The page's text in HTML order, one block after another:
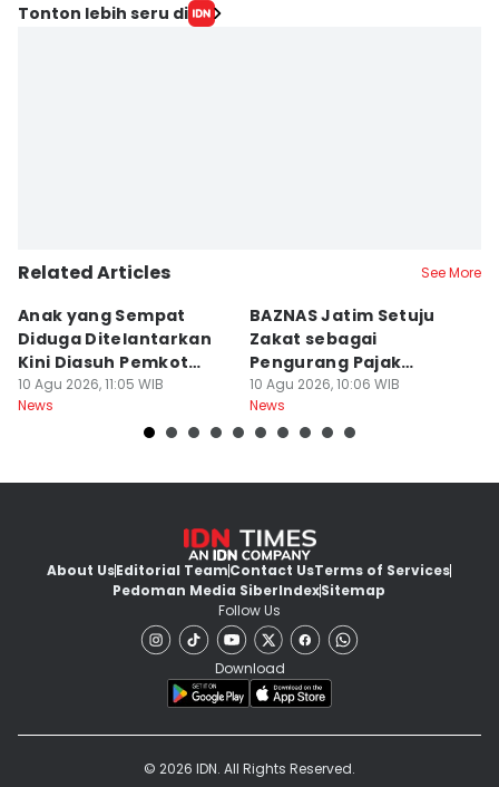
Tonton lebih seru di
Related Articles See More
Anak yang Sempat
Diduga Ditelantarkan
Kini Diasuh Pemkot
Surabaya
10 Agu 2026, 11:05 WIB
News
BAZNAS Jatim Setuju
Zakat sebagai
Pengurang Pajak
Langsung
10 Agu 2026, 10:06 WIB
News
About UsEditorial TeamContact UsTerms of Services
Pedoman Media SiberIndexSitemap
Follow Us
Download
© 2026 IDN. All Rights Reserved.